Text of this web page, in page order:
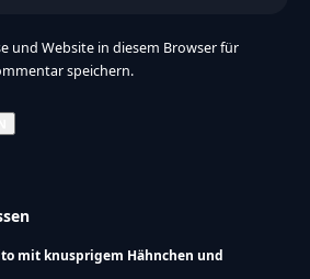
und Website in diesem Browser für
speichern.
mit knusprigem Hähnchen und